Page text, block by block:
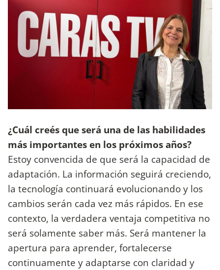
¿Cuál creés que será una de las habilidades
más importantes en los próximos años?
Estoy convencida de que será la capacidad de
adaptación. La información seguirá creciendo,
la tecnología continuará evolucionando y los
cambios serán cada vez más rápidos. En ese
contexto, la verdadera ventaja competitiva no
será solamente saber más. Será mantener la
apertura para aprender, fortalecerse
continuamente y adaptarse con claridad y